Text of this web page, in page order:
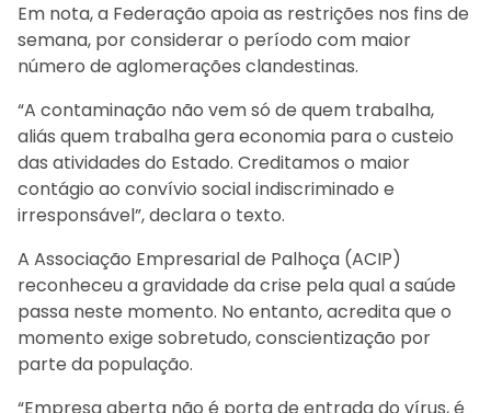
Em nota, a Federação apoia as restrições nos fins de
semana, por considerar o período com maior
número de aglomerações clandestinas.
“A contaminação não vem só de quem trabalha,
aliás quem trabalha gera economia para o custeio
das atividades do Estado. Creditamos o maior
contágio ao convívio social indiscriminado e
irresponsável”, declara o texto.
A Associação Empresarial de Palhoça (ACIP)
reconheceu a gravidade da crise pela qual a saúde
passa neste momento. No entanto, acredita que o
momento exige sobretudo, conscientização por
parte da população.